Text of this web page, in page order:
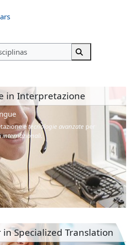
Pesquisar
Pesquisar
in Interpretazione
etecnologie avanzate per
internazionali.
in Specialized Translation